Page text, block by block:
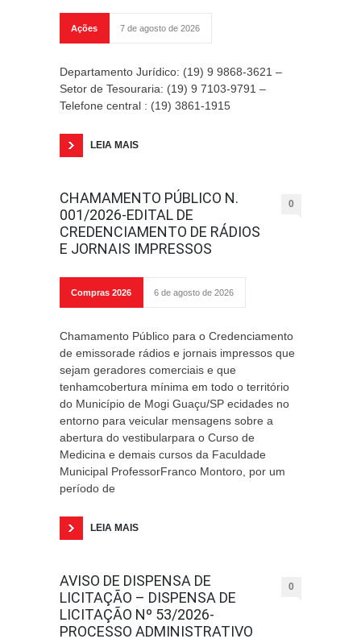
Ações 7 de agosto de 2026
Departamento Jurídico: (19) 9 9868-3621 –
Setor de Tesouraria: (19) 9 7103-9791 –
Telefone central : (19) 3861-1915
LEIA MAIS
CHAMAMENTO PÚBLICO N.
001/2026-EDITAL DE
CREDENCIAMENTO DE RÁDIOS
E JORNAIS IMPRESSOS
0
Compras 2026 6 de agosto de 2026
Chamamento Público para o Credenciamento
de emissorade rádios e jornais impressos que
sejam geradores comerciais e que
tenhamcobertura mínima em todo o território
do Município de Mogi Guaçu/SP ecidades no
entorno para veicular mensagens sobre a
abertura do vestibularpara o Curso de
Medicina e demais cursos da Faculdade
Municipal ProfessorFranco Montoro, por um
período de
LEIA MAIS
AVISO DE DISPENSA DE
LICITAÇÃO – DISPENSA DE
LICITAÇÃO Nº 53/2026-
PROCESSO ADMINISTRATIVO
0